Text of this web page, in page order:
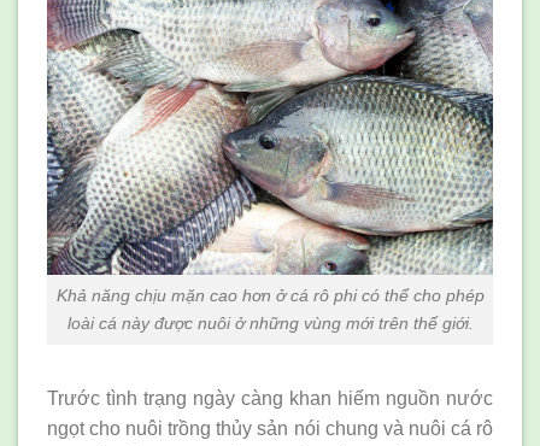
Khả năng chịu mặn cao hơn ở cá rô phi có thể cho phép
loài cá này được nuôi ở những vùng mới trên thế giới.
Trước tình trạng ngày càng khan hiếm nguồn nước
ngọt cho nuôi trồng thủy sản nói chung và nuôi cá rô